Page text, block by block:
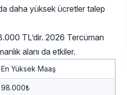
daha yüksek ücretler talep
TL’dir. 2026 Tercüman
alanı da etkiler.
En Yüksek Maaş
98.000₺